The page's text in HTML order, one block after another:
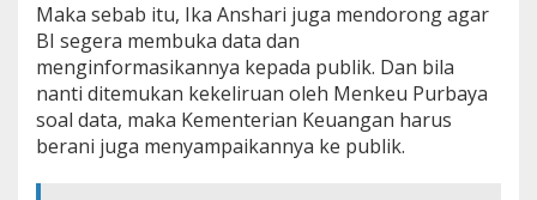
Maka sebab itu, Ika Anshari juga mendorong agar
BI segera membuka data dan
menginformasikannya kepada publik. Dan bila
nanti ditemukan kekeliruan oleh Menkeu Purbaya
soal data, maka Kementerian Keuangan harus
berani juga menyampaikannya ke publik.